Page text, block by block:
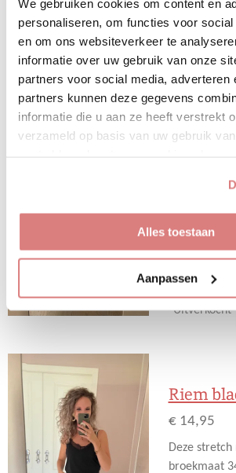
We gebruiken cookies om content en
personaliseren, om functies voor
en om ons websiteverkeer te
informatie over uw gebruik van onze
partners voor social media, adverteren
partners kunnen deze gegevens
informatie die u aan ze heeft verstrekt
verzameld op basis van uw gebruik
Alles toestaan
Aanpassen
e
e
n
Jeans
skinny
€ 34,95
De broek
pasvorm
Bekijk details
Uitverkocht
Riem
€ 14,95
Deze
broekmaat